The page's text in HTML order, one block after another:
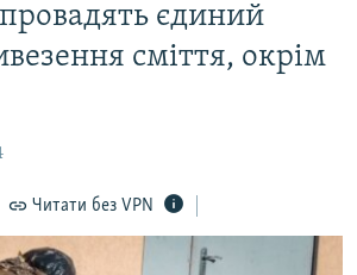
єдиний
сміття, окрім
Читати без VPN